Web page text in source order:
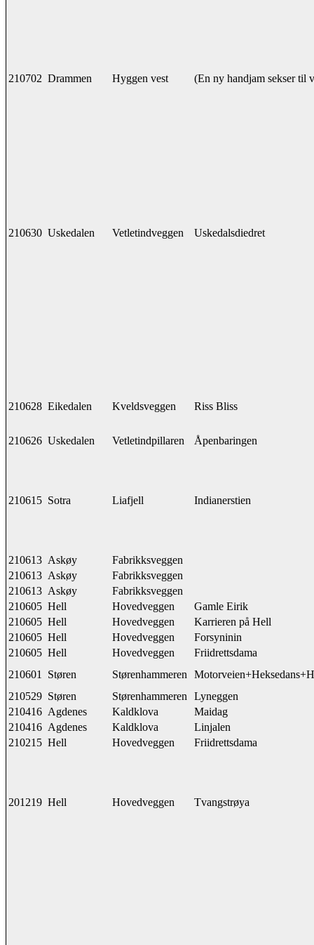
210702 Drammen Hyggen vest (En ny handjam sekser til
210630 Uskedalen Vetletindveggen Uskedalsdiedret
210628 Eikedalen Kveldsveggen Riss Bliss
210626 Uskedalen Vetletindpillaren Åpenbaringen
210615 Sotra Liafjell Indianerstien
210613 Askøy
Fabrikksveggen
210613 Askøy
Fabrikksveggen
210613 Askøy
Fabrikksveggen
210605 Hell Hovedveggen
Gamle Eirik
210605 Hell Hovedveggen
Karrieren på Hell
210605 Hell Hovedveggen
Forsyninin
210605 Hell Hovedveggen
Friidrettsdama
210601
Støren Størenhammeren
210529 Støren Størenhammeren
Lyneggen
210416 Agdenes Kaldklova
Maidag
210416 Agdenes Kaldklova
Linjalen
210215 Hell Hovedveggen Friidrettsdama
201219 Hell Hovedveggen Tvangstrøya